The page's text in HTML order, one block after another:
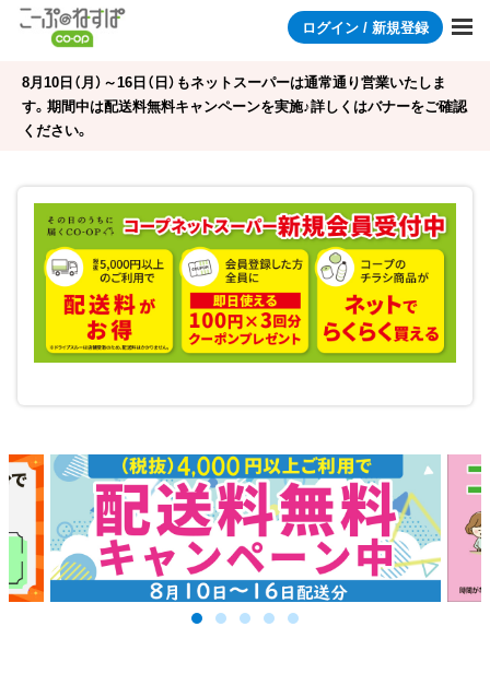
ログイン / 新規登録
8月10日（月）～16日（日）もネットスーパーは通常通り営業いたしま
す。期間中は配送料無料キャンペーンを実施♪詳しくはバナーをご確認
ください。